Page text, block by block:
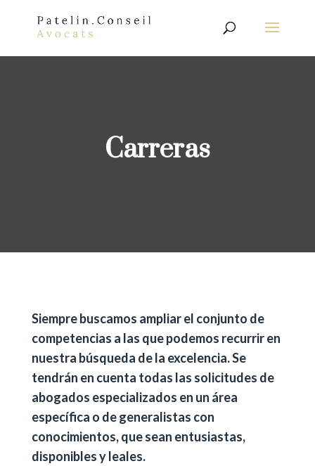
Carreras
Siempre buscamos ampliar el conjunto de
competencias a las que podemos recurrir en
nuestra búsqueda de la excelencia. Se
tendrán en cuenta todas las solicitudes de
abogados especializados en un área
específica o de generalistas con
conocimientos, que sean entusiastas,
disponibles y leales.